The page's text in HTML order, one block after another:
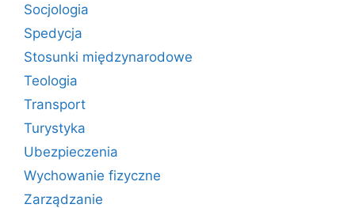
Socjologia
Spedycja
Stosunki międzynarodowe
Teologia
Transport
Turystyka
Ubezpieczenia
Wychowanie fizyczne
Zarządzanie